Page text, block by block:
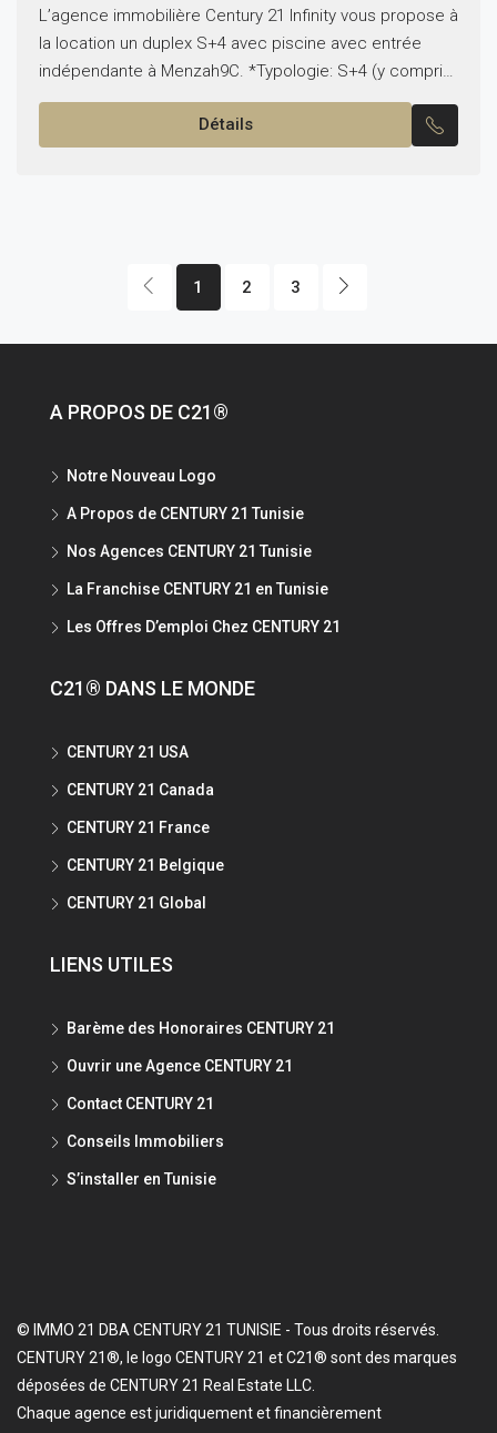
L’agence immobilière Century 21 Infinity vous propose à
la location un duplex S+4 avec piscine avec entrée
indépendante à Menzah9C. *Typologie: S+4 (y compris
le séjour) *Superficie: 241 m² Il est composé...
Détails
1 2 3
A PROPOS DE C21®
Notre Nouveau Logo
A Propos de CENTURY 21 Tunisie
Nos Agences CENTURY 21 Tunisie
La Franchise CENTURY 21 en Tunisie
Les Offres D’emploi Chez CENTURY 21
C21® DANS LE MONDE
CENTURY 21 USA
CENTURY 21 Canada
CENTURY 21 France
CENTURY 21 Belgique
CENTURY 21 Global
LIENS UTILES
Barème des Honoraires CENTURY 21
Ouvrir une Agence CENTURY 21
Contact CENTURY 21
Conseils Immobiliers
S’installer en Tunisie
© IMMO 21 DBA CENTURY 21 TUNISIE - Tous droits réservés.
CENTURY 21®, le logo CENTURY 21 et C21® sont des marques
déposées de CENTURY 21 Real Estate LLC.
Chaque agence est juridiquement et financièrement